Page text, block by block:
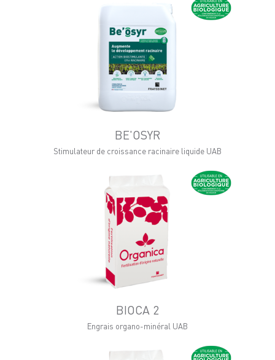
BE'OSYR
Stimulateur de croissance racinaire liquide UAB
BIOCA 2
Engrais organo-minéral UAB